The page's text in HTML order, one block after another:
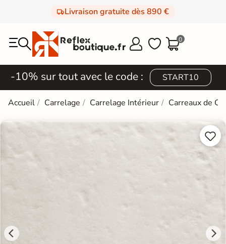
Livraison gratuite dès 890 €
  0
-10% sur tout avec le code : START10
Accueil Carrelage Carrelage Intérieur Carreaux de

